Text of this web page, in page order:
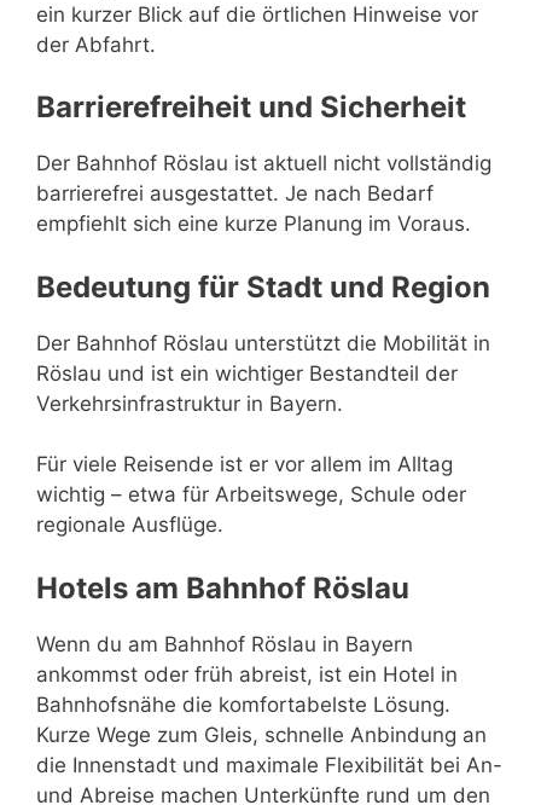
ein kurzer Blick auf die örtlichen Hinweise vor
der Abfahrt.
Barrierefreiheit und Sicherheit
Der Bahnhof Röslau ist aktuell nicht vollständig
barrierefrei ausgestattet. Je nach Bedarf
empfiehlt sich eine kurze Planung im Voraus.
Bedeutung für Stadt und Region
Der Bahnhof Röslau unterstützt die Mobilität in
Röslau und ist ein wichtiger Bestandteil der
Verkehrsinfrastruktur in Bayern.
Für viele Reisende ist er vor allem im Alltag
wichtig – etwa für Arbeitswege, Schule oder
regionale Ausflüge.
Hotels am Bahnhof Röslau
Wenn du am Bahnhof Röslau in Bayern
ankommst oder früh abreist, ist ein Hotel in
Bahnhofsnähe die komfortabelste Lösung.
Kurze Wege zum Gleis, schnelle Anbindung an
die Innenstadt und maximale Flexibilität bei An-
und Abreise machen Unterkünfte rund um den